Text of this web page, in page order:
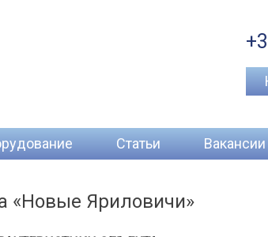
Статьи Вакансии
«Новые Яриловичи»